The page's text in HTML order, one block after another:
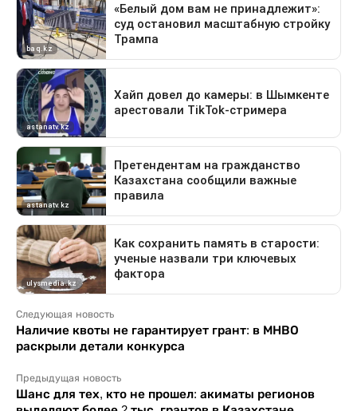
Следующая новость
Наличие квоты не гарантирует грант: в МНВО
раскрыли детали конкурса
Предыдущая новость
Шанс для тех, кто не прошел: акиматы регионов